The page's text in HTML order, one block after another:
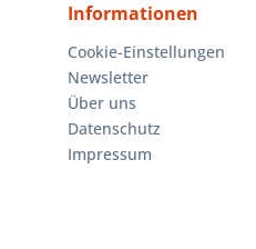
Informationen
Cookie-Einstellungen
Newsletter
Über uns
Datenschutz
Impressum